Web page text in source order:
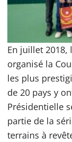
En juillet
organisé la
les plus
de 20 pays y
Présidentielle
partie de la
terrains à